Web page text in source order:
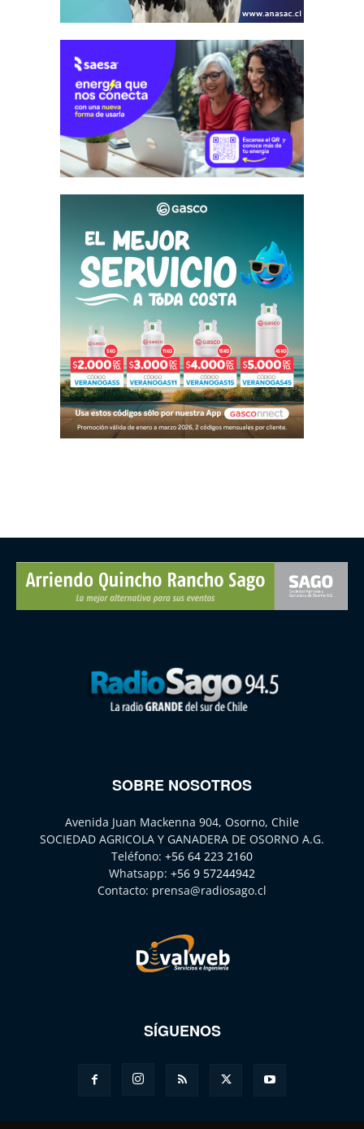
SOBRE NOSOTROS
Avenida Juan Mackenna 904, Osorno, Chile
SOCIEDAD AGRICOLA Y GANADERA DE OSORNO A.G.
Teléfono: +56 64 223 2160
Whatsapp: +56 9 57244942
Contacto: prensa@radiosago.cl
SÍGUENOS